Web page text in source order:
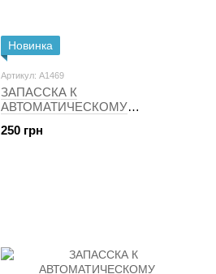
Новинка
Артикул: A1469
ЗАПАССКА К
АВТОМАТИЧЕСКОМУ
WICK 1 RIC. 250 мл
250 грн